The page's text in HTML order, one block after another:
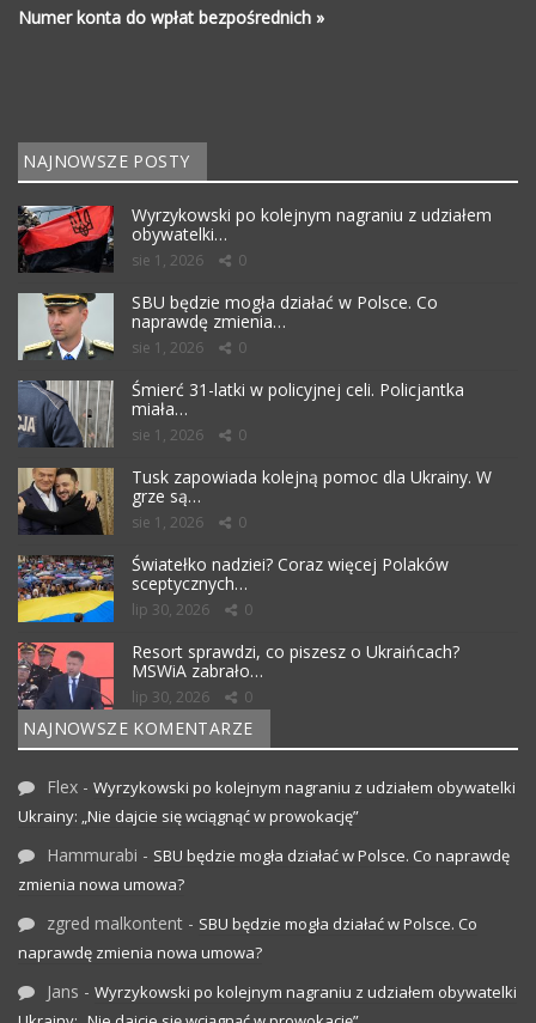
Numer konta do wpłat bezpośrednich »
NAJNOWSZE POSTY
Wyrzykowski po kolejnym nagraniu z udziałem
obywatelki…
sie 1, 2026 0
SBU będzie mogła działać w Polsce. Co
naprawdę zmienia…
sie 1, 2026 0
Śmierć 31-latki w policyjnej celi. Policjantka
miała…
sie 1, 2026 0
Tusk zapowiada kolejną pomoc dla Ukrainy. W
grze są…
sie 1, 2026 0
Światełko nadziei? Coraz więcej Polaków
sceptycznych…
lip 30, 2026 0
Resort sprawdzi, co piszesz o Ukraińcach?
MSWiA zabrało…
lip 30, 2026 0
NAJNOWSZE KOMENTARZE
Flex - Wyrzykowski po kolejnym nagraniu z udziałem obywatelki
Ukrainy: „Nie dajcie się wciągnąć w prowokację”
Hammurabi - SBU będzie mogła działać w Polsce. Co naprawdę
zmienia nowa umowa?
zgred malkontent - SBU będzie mogła działać w Polsce. Co
naprawdę zmienia nowa umowa?
Jans - Wyrzykowski po kolejnym nagraniu z udziałem obywatelki